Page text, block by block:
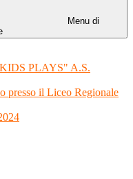
Menu di
PLAYS" A.S.
presso il Liceo Regionale